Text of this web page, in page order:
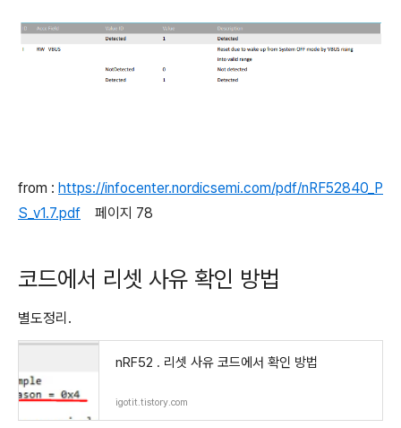
from : https://infocenter.nordicsemi.com/pdf/nRF52840_P
S_v1.7.pdf 페이지 78
코드에서 리셋 사유 확인 방법
별도정리.
nRF52 . 리셋 사유 코드에서 확인 방법
igotit.tistory.com